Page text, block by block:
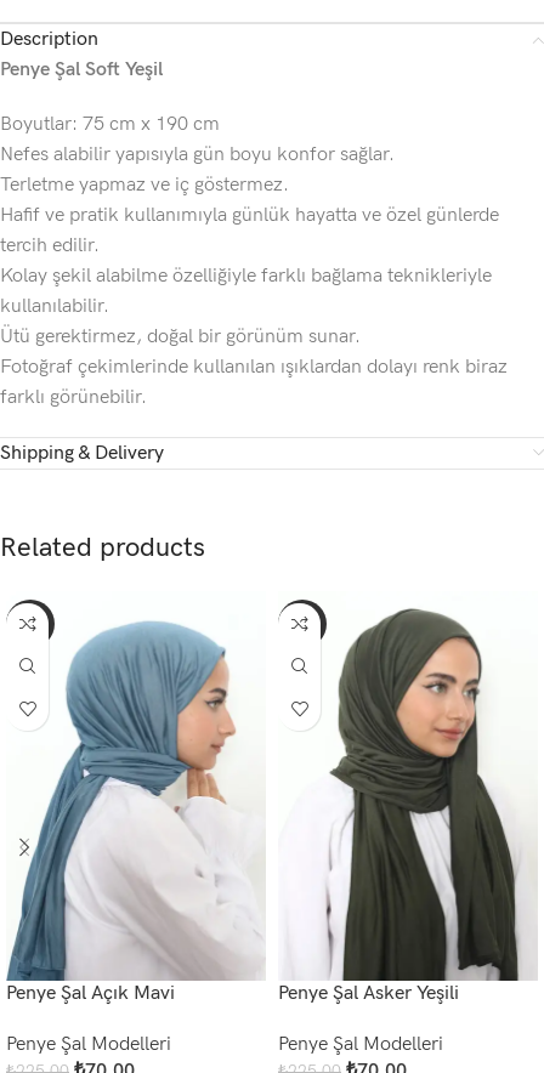
Description
Penye Şal Soft Yeşil
Boyutlar: 75 cm x 190 cm
Nefes alabilir yapısıyla gün boyu konfor sağlar.
Terletme yapmaz ve iç göstermez.
Hafif ve pratik kullanımıyla günlük hayatta ve özel günlerde
tercih edilir.
Kolay şekil alabilme özelliğiyle farklı bağlama teknikleriyle
kullanılabilir.
Ütü gerektirmez, doğal bir görünüm sunar.
Fotoğraf çekimlerinde kullanılan ışıklardan dolayı renk biraz
farklı görünebilir.
Shipping & Delivery
Related products
-69%
Penye Şal Açık Mavi
Penye Şal Modelleri
-69%
Penye Şal Asker Yeşili
Penye Şal Modelleri